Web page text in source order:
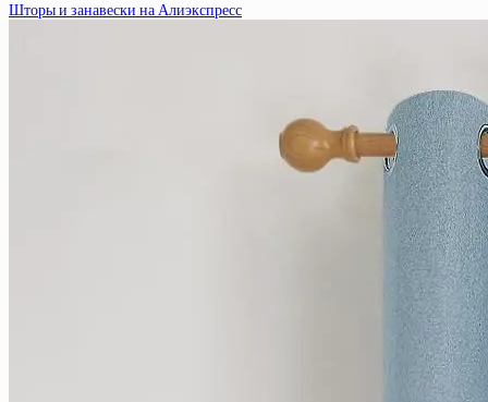
Шторы и занавески на Алиэкспресс